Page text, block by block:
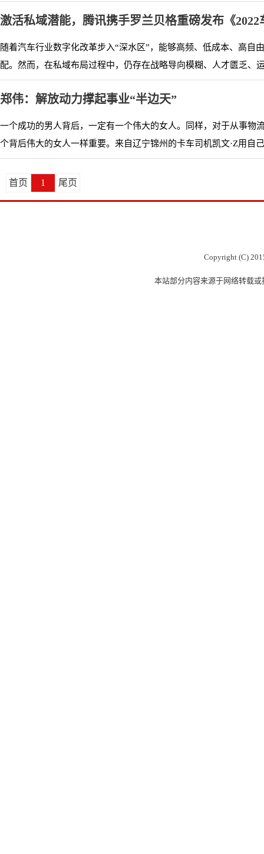
激活私域潜能，腾讯携手罗兰贝格重磅发布《
随着汽车行业数字化改革步入“深水区”，能够高频、低成本、高
配。然而，在私域布局过程中，仍存在战略导向模糊、人才匮乏、
郑伟：解放动力撑起事业“半边天”
一个成功的男人背后，一定有一个伟大的女人。同样，对于从事
个背后伟大的女人一样重要。来自辽宁锦州的卡车司机凯文·Z用自
首页 1 尾页
Copyright (C)
本站部分内容来源于网络转载